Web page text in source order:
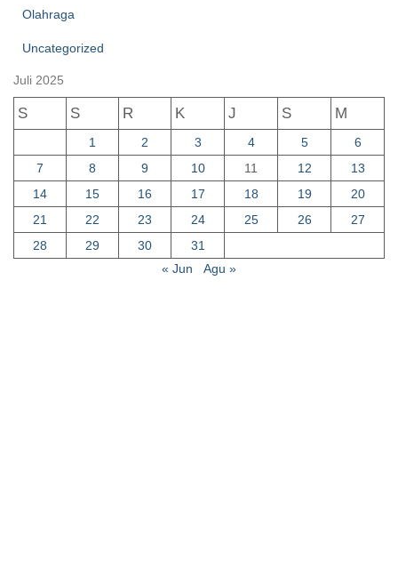
Olahraga
Uncategorized
Juli 2025
S S R K J S M
1 2 3 4 5
6
7
8 9 10 11 12
13
14
15 16 17 18 19
20
21
22 23 24 25 26
27
28
29 30
31
« Jun
Agu »